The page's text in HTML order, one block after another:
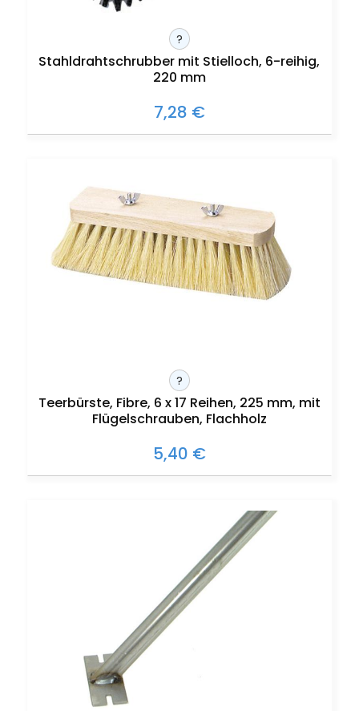
?
Stahldrahtschrubber mit Stielloch, 6-reihig,
220 mm
7,28 €
?
Teerbürste, Fibre, 6 x 17 Reihen, 225 mm, mit
Flügelschrauben, Flachholz
5,40 €